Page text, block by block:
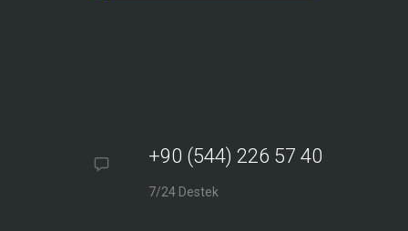
+90 (544) 226 57 40
7/24 Destek